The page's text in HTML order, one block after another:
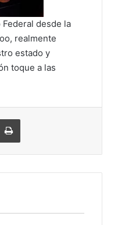
desde la
realmente
estado y
toque a las
por correo electrónicoImprimir